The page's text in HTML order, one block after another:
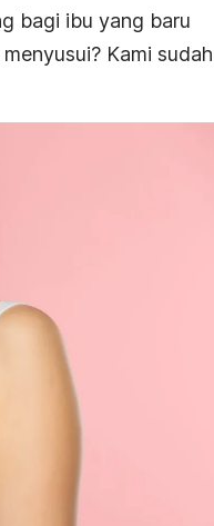
bagi ibu yang baru
Kami sudah